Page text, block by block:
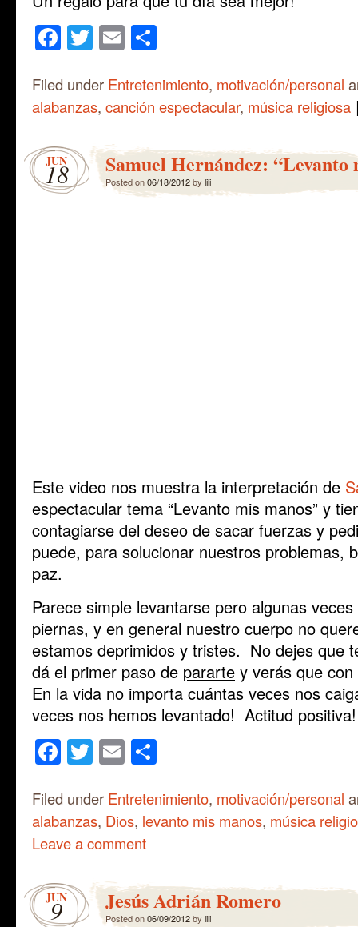
Facebook
Twitter
Email
Filed under Entretenimiento, motivación/personal
alabanzas, canción espectacular, música religiosa
JUN
18 Samuel Hernández: “Levanto
Posted on06/18/2012by lili
Este video nos muestra la interpretación de
espectacular tema “Levanto mis manos” y
contagiarse del deseo de sacar fuerzas y
puede, para solucionar nuestros problemas,
paz.
Parece simple levantarse pero algunas
piernas, y en general nuestro cuerpo no
estamos deprimidos y tristes. No dejes que
dá el primer paso de pararte y verás que
En la vida no importa cuántas veces nos
veces nos hemos levantado! Actitud positiva!
Facebook
Twitter
Email
Filed under Entretenimiento, motivación/personal
alabanzas, Dios, levanto mis manos, música
Leave a comment
JUN
9 Jesús Adrián Romero
Posted on06/09/2012by lili